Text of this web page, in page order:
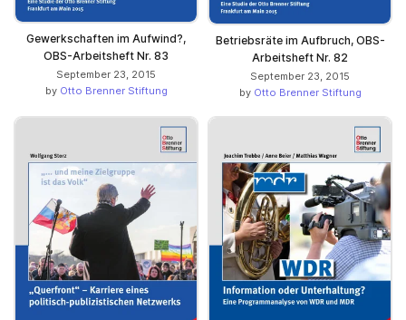
Gewerkschaften im Aufwind?,
OBS-Arbeitsheft Nr. 83
September 23, 2015
by Otto Brenner Stiftung
Betriebsräte im Aufbruch, OBS-
Arbeitsheft Nr. 82
September 23, 2015
by Otto Brenner Stiftung